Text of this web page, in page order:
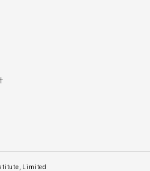
Limited